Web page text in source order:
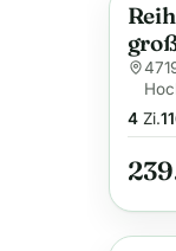
4Zi.